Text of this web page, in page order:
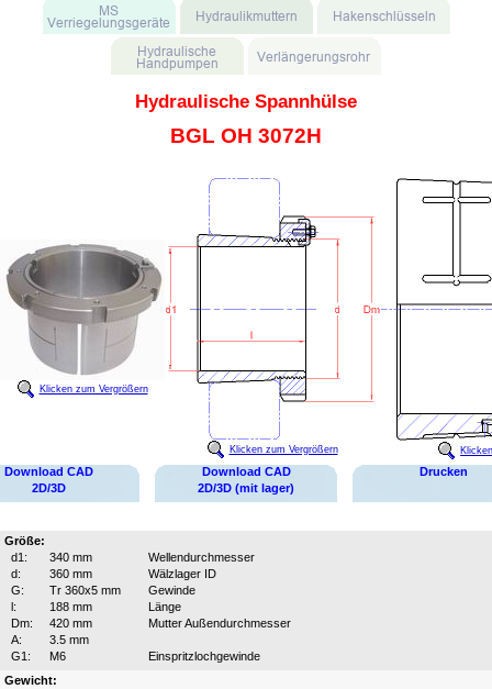
Hydraulische Spannhülse
BGL OH 3072H
Klicken zum Vergrößern
Klicken zum Vergrößern
Download CAD
2D/3D
Download CAD
2D/3D (mit lager)
Drucken
Größe:
d1:
340 mm
Wellendurchmesser
d:
360 mm
Wälzlager ID
G:
Tr 360x5 mm
Gewinde
l:
188 mm
Länge
Dm:
420 mm
Mutter Außendurchmesser
A:
3.5 mm
G1:
M6
Einspritzlochgewinde
Gewicht: